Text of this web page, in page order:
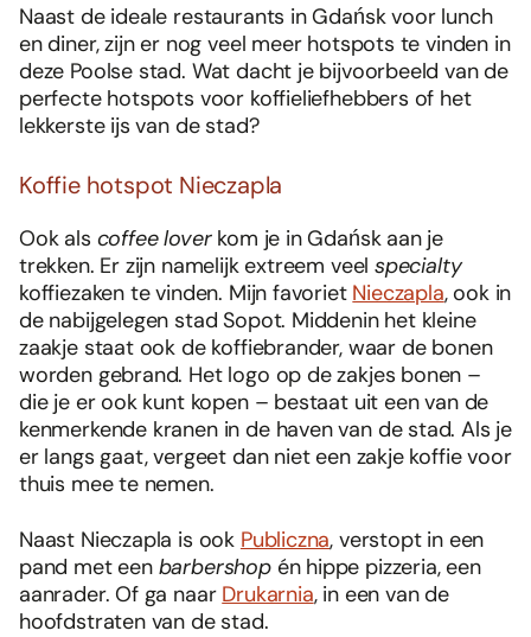
Naast de ideale restaurants in Gdańsk voor lunch
en diner, zijn er nog veel meer hotspots te vinden in
deze Poolse stad. Wat dacht je bijvoorbeeld van de
perfecte hotspots voor koffieliefhebbers of het
lekkerste ijs van de stad?
Koffie hotspot Nieczapla
Ook als coffee loverkom je in Gdańsk aan je
trekken. Er zijn namelijk extreem veel specialty
koffiezaken te vinden. Mijn favoriet Nieczapla, ook in
de nabijgelegen stad Sopot. Middenin het kleine
zaakje staat ook de koffiebrander, waar de bonen
worden gebrand. Het logo op de zakjes bonen –
die je er ook kunt kopen – bestaat uit een van de
kenmerkende kranen in de haven van de stad. Als je
er langs gaat, vergeet dan niet een zakje koffie voor
thuis mee te nemen.
Naast Nieczapla is ook Publiczna, verstopt in een
pand met een barbershop én hippe pizzeria, een
aanrader. Of ga naar Drukarnia, in een van de
hoofdstraten van de stad.